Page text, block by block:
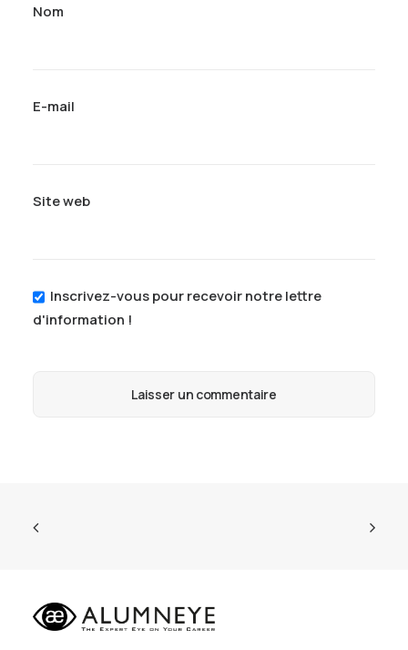
Nom
E-mail
Site web
Inscrivez-vous pour recevoir notre lettre
d'information !